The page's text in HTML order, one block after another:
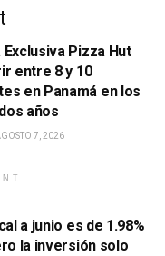
Pizza Hut
entre 8 y 10
en Panamá en los
años
7, 2026
a junio es de 1.98%
la inversión solo